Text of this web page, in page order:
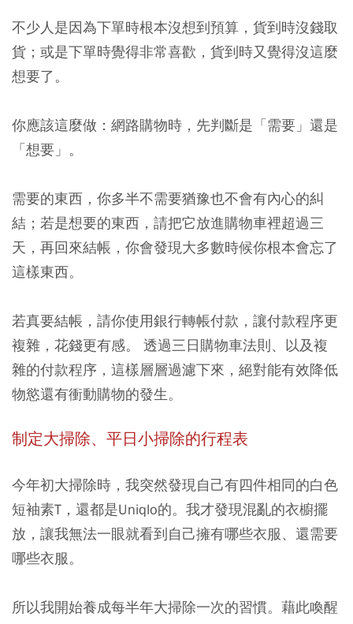
不少人是因為下單時根本沒想到預算，貨到時沒錢取
貨；或是下單時覺得非常喜歡，貨到時又覺得沒這麼
想要了。
你應該這麼做：網路購物時，先判斷是「需要」還是
「想要」。
需要的東西，你多半不需要猶豫也不會有內心的糾
結； 若是想要的東西，請把它放進購物車裡超過三
天，再回來結帳，你會發現大多數時候你根本會忘了
這樣東西。
若真要結帳，請你使用銀行轉帳付款，讓付款程序更
複雜，花錢更有感。 透過三日購物車法則、以及複
雜的付款程序，這樣層層過濾下來，絕對能有效降低
物慾還有衝動購物的發生。
制定大掃除、平日小掃除的行程表
今年初大掃除時，我突然發現自己有四件相同的白色
短袖素T，還都是Uniqlo的。我才發現混亂的衣櫥擺
放，讓我無法一眼就看到自己擁有哪些衣服、還需要
哪些衣服。
所以我開始養成每半年大掃除一次的習慣。藉此喚醒